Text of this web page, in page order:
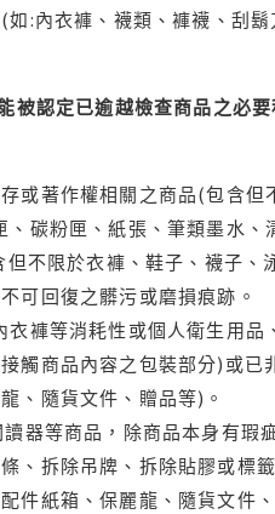
:內衣褲、襪類、褲襪、刮
被認定已逾越檢查商品之必
或著作權相關之商品(包含
碳粉匣、紙張、筆類墨水
不限於衣褲、鞋子、襪子、
可回復之髒污或磨損痕跡。
褲等消耗性或個人衛生用
觸商品內容之包裝部分)或
、隨貨文件、贈品等)。
器等商品，除商品本身有
、拆除吊牌、拆除貼膠或標
件紙箱、保麗龍、隨貨文件